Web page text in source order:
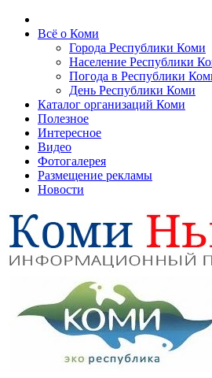
Всё о Коми
Города Республики Коми
Население Республики
Погода в Республики
День Республики Коми
Каталог организаций Коми
Полезное
Интересное
Видео
Фотогалерея
Размещение рекламы
Новости